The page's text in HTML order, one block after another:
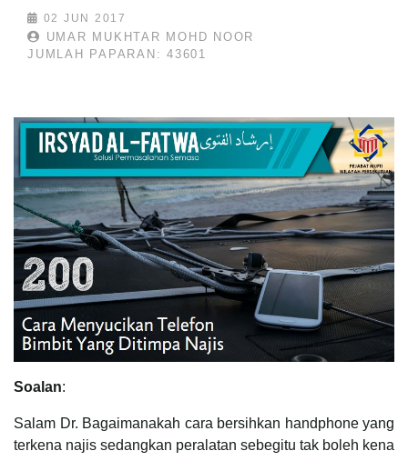
02 JUN 2017
UMAR MUKHTAR MOHD NOOR
JUMLAH PAPARAN: 43601
Soalan:
Salam Dr. Bagaimanakah cara bersihkan handphone yang
terkena najis sedangkan peralatan sebegitu tak boleh kena